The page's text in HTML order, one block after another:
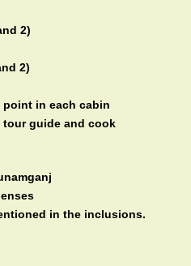
2)
2)
in each cabin
tour guide and cook
in the inclusions.